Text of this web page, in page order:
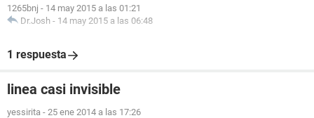
1265bnj - 14 may 2015 a las 01:21
Dr.Josh - 14 may 2015 a las 06:48
1 respuesta
linea casi invisible
yessirita - 25 ene 2014 a las 17:26